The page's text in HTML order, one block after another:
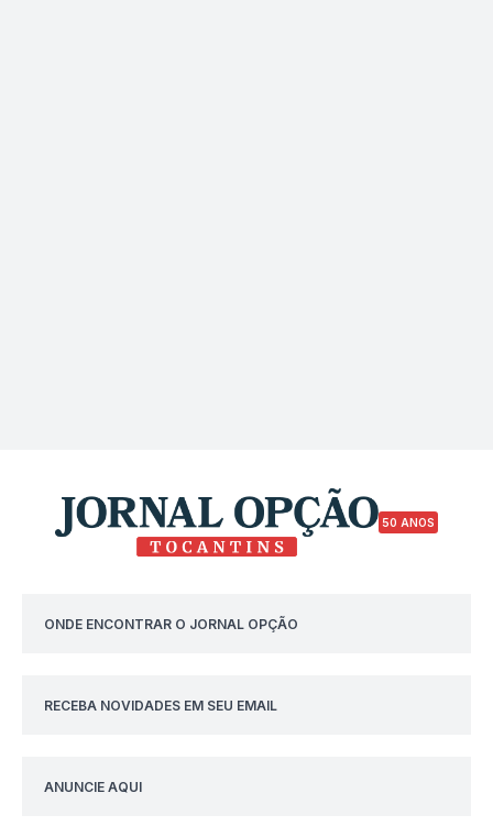
50 ANOS
ONDE ENCONTRAR O JORNAL OPÇÃO
RECEBA NOVIDADES EM SEU EMAIL
ANUNCIE AQUI